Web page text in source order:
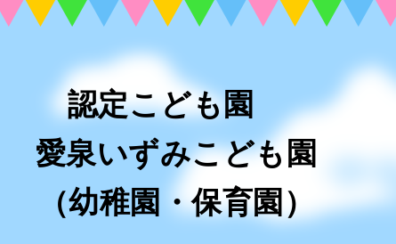
認定こども園
愛泉いずみこども園
（幼稚園・保育園）